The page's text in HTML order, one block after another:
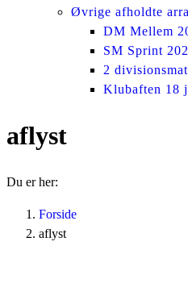
Øvrige afholdte
DM Mellem
SM Sprint
2
Klubaften 18
aflyst
Du er her:
Forside
aflyst